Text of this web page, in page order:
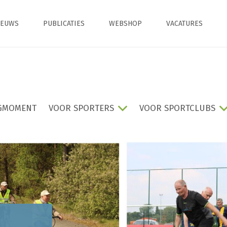
PUBLICATIES WEBSHOP VACATURES
VOOR SPORTERS VOOR SPORTCLUBS